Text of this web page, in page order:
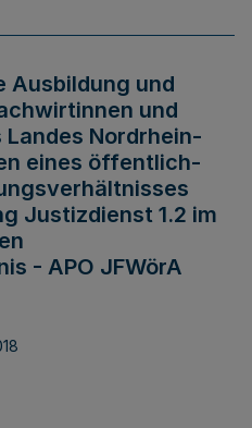
Ausbildung und
und
Nordrhein-
eines öffentlich-
Justizdienst 1.2 im
- APO JFWörA